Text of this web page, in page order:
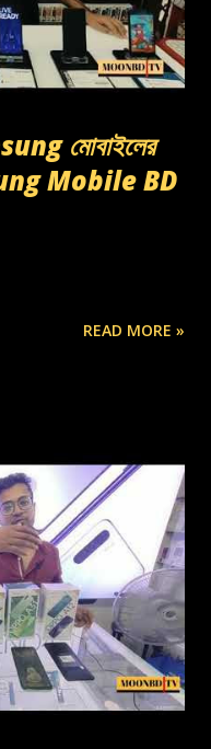
মোবাইলের
Mobile BD
READ MORE »